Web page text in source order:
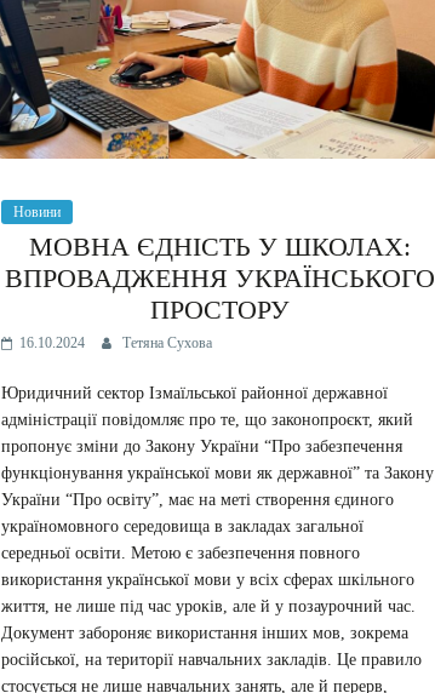
Новини
МОВНА ЄДНІСТЬ У ШКОЛАХ:
ВПРОВАДЖЕННЯ УКРАЇНСЬКОГО
ПРОСТОРУ
16.10.2024 Тетяна Сухова
Юридичний сектор Ізмаїльської районної державної
адміністрації повідомляє про те, що законопроєкт, який
пропонує зміни до Закону України “Про забезпечення
функціонування української мови як державної” та Закону
України “Про освіту”, має на меті створення єдиного
україномовного середовища в закладах загальної
середньої освіти. Метою є забезпечення повного
використання української мови у всіх сферах шкільного
життя, не лише під час уроків, але й у позаурочний час.
Документ забороняє використання інших мов, зокрема
російської, на території навчальних закладів. Це правило
стосується не лише навчальних занять, але й перерв,